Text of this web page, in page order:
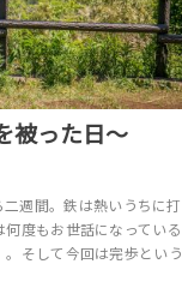
被った日～
週間。鉄は熱いうちに打
度もお世話になっている
そして今回は完歩という